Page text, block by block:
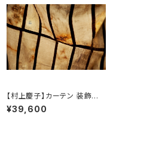
【村上慶子】カーテン 装飾布 /
【sabi-nuno】tablecloth st
ole
¥39,600